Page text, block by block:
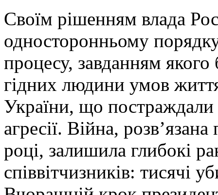
Своїм рішенням влада
односторонньому
процесу, завданням якого
гідних людини умов
України, що постраждали
агресії. Війна,
році, залишила глибокі
співвітчизників: тисячі